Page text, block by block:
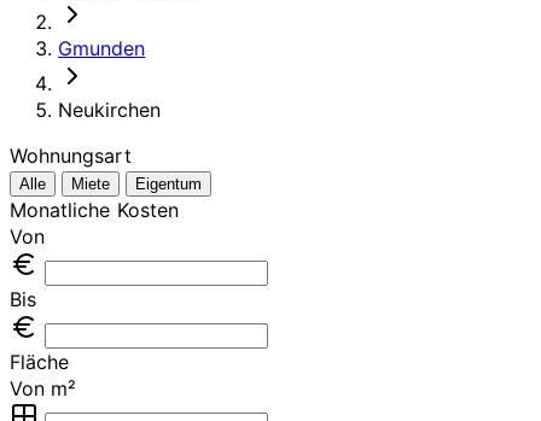
Gmunden
Neukirchen
Wohnungsart
Alle Miete Eigentum
Monatliche Kosten
Von
Bis
Fläche
Von m²